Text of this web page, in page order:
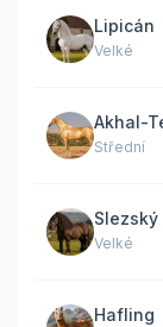
Lipicán
Velké
Akhal-
Střední
Velké
Hafling